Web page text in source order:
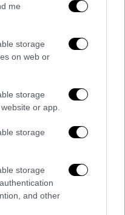
me
storage
on web or
storage
or app.
storage
storage
and other
και
- Δύο Έλληνες
- Στους 56
οι πολιτικοί
ΕΟΔΥ για το
πρέπει να
και το κρέας
στις ΗΠΑ: